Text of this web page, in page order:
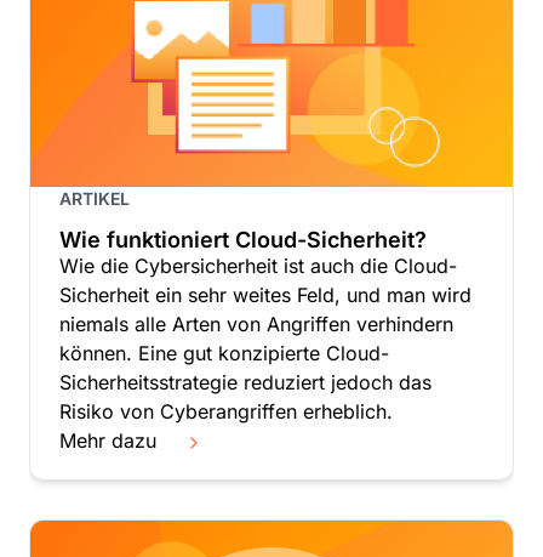
ARTIKEL
Wie funktioniert Cloud-Sicherheit?
Wie die Cybersicherheit ist auch die Cloud-
Sicherheit ein sehr weites Feld, und man wird
niemals alle Arten von Angriffen verhindern
können. Eine gut konzipierte Cloud-
Sicherheitsstrategie reduziert jedoch das
Risiko von Cyberangriffen erheblich.
Mehr dazu